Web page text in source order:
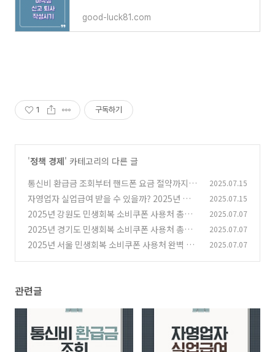
good-luck81.com
1 구독하기
'정책 경제' 카테고리의 다른 글
통신비 환급금 조회부터 핸드폰 요금 절약까지,
지금 실천 가능한 2025년 꿀팁
(0)
2025.07.15
자영업자 실업급여 받을 수 있을까? 2025년 고용
보험 최대 혜택 정리 (0)
2025.07.15
2025년 강원도 민생회복 소비쿠폰 사용처 총정
리 (0)
2025.07.07
2025년 경기도 민생회복 소비쿠폰 사용처 총정
리 (0)
2025.07.07
2025년 서울 민생회복 소비쿠폰 사용처 완벽 안
2025.07.07
관련글